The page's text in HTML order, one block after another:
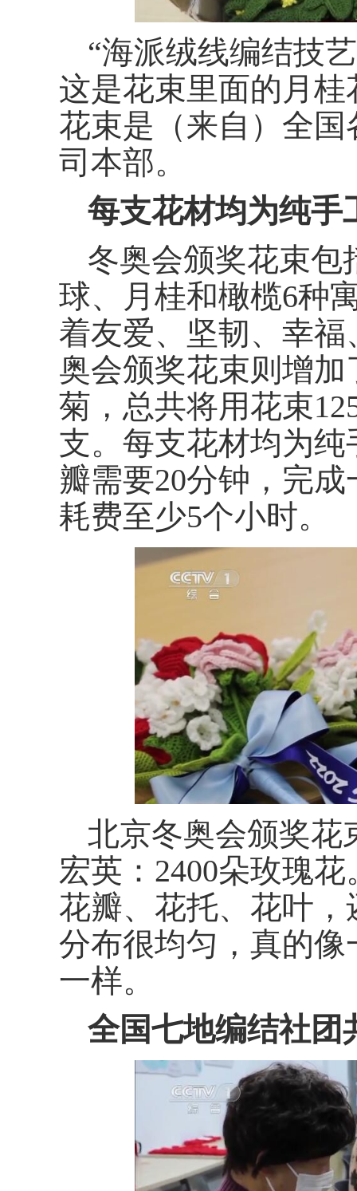
“海派绒线编结技
这是花束里面的月
花束是（来自）全
司本部。
每支花材均为纯手
冬奥会颁奖花束包
球、月桂和橄榄6种
着友爱、坚韧、幸
奥会颁奖花束则增
菊，总共将用花束
支。每支花材均为
瓣需要20分钟，完
耗费至少5个小时。
北京冬奥会颁奖花
宏英：2400朵玫瑰
花瓣、花托、花叶
分布很均匀，真的
一样。
全国七地编结社团